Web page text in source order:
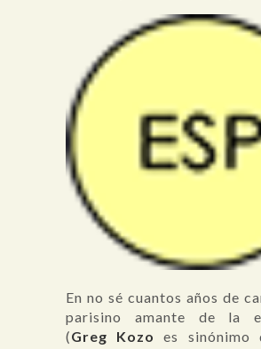
En no sé cuantos años de
parisino amante de la
(Greg Kozo
es sinónimo